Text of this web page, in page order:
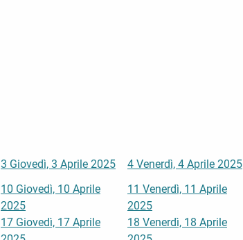
3 Giovedì, 3 Aprile 2025 4 Venerdì, 4 Aprile 2025
10 Giovedì, 10 Aprile
2025
11 Venerdì, 11 Aprile
2025
17 Giovedì, 17 Aprile
18 Venerdì, 18 Aprile